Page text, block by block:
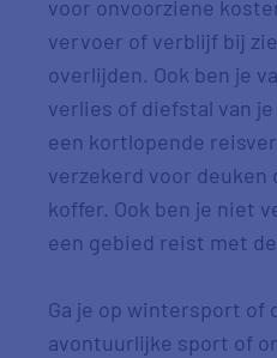
voor onvoorziene
vervoer of verblijf bij
overlijden. Ook ben je
verlies of diefstal van
een kortlopende
verzekerd voor deuken
koffer. Ook ben je niet
een gebied reist met de
Ga je op wintersport of
avontuurlijke sport of